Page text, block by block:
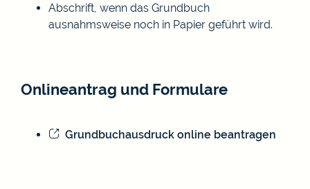
Abschrift, wenn das Grundbuch
ausnahmsweise noch in Papier geführt wird.
Onlineantrag und Formulare
Grundbuchausdruck online beantragen